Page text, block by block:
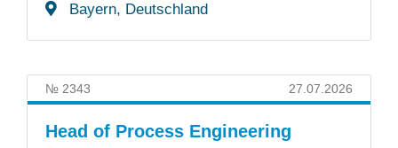
Bayern, Deutschland
№ 2343 27.07.2026
Head of Process Engineering